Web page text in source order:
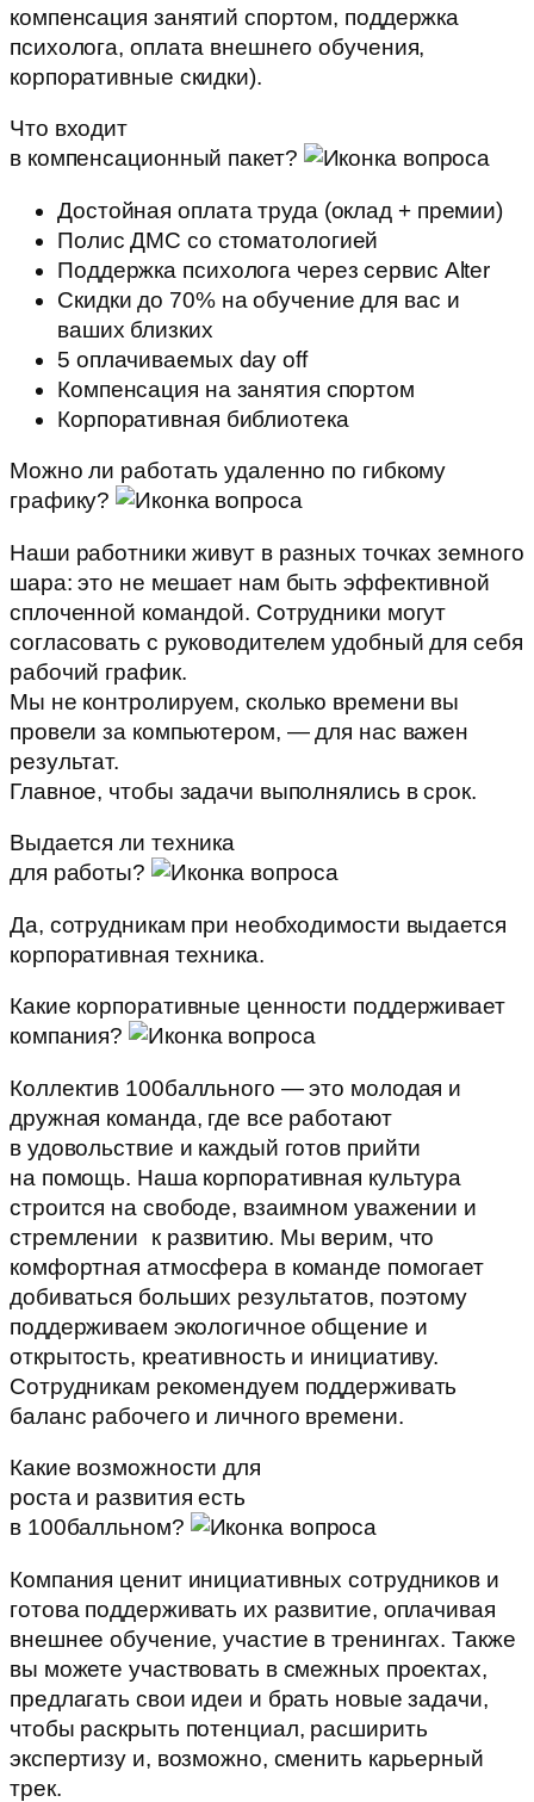
компенсация занятий спортом, поддержка
психолога, оплата внешнего обучения,
корпоративные скидки).
Что входит
в компенсационный пакет?
Достойная оплата труда (оклад + премии)
Полис ДМС со стоматологией
Поддержка психолога через сервис Alter
Скидки до 70% на обучение для вас и
ваших близких
5 оплачиваемых day off
Компенсация на занятия спортом
Корпоративная библиотека
Можно ли работать удаленно по гибкому
графику?
Наши работники живут в разных точках земного
шара: это не мешает нам быть эффективной
сплоченной командой. Сотрудники могут
согласовать с руководителем удобный для себя
рабочий график.
Мы не контролируем, сколько времени вы
провели за компьютером, — для нас важен
результат.
Главное, чтобы задачи выполнялись в срок.
Выдается ли техника
для работы?
Да, сотрудникам при необходимости выдается
корпоративная техника.
Какие корпоративные ценности поддерживает
компания?
Коллектив 100балльного — это молодая и
дружная команда, где все работают
в удовольствие и каждый готов прийти
на помощь. Наша корпоративная культура
строится на свободе, взаимном уважении и
стремлении к развитию. Мы верим, что
комфортная атмосфера в команде помогает
добиваться больших результатов, поэтому
поддерживаем экологичное общение и
открытость, креативность и инициативу.
Сотрудникам рекомендуем поддерживать
баланс рабочего и личного времени.
Какие возможности для
роста и развития есть
в 100балльном?
Компания ценит инициативных сотрудников и
готова поддерживать их развитие, оплачивая
внешнее обучение, участие в тренингах. Также
вы можете участвовать в смежных проектах,
предлагать свои идеи и брать новые задачи,
чтобы раскрыть потенциал, расширить
экспертизу и, возможно, сменить карьерный
трек.